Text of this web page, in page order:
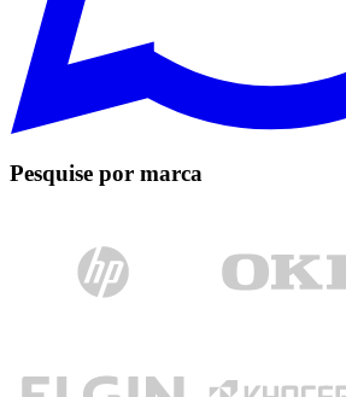
Pesquise por marca